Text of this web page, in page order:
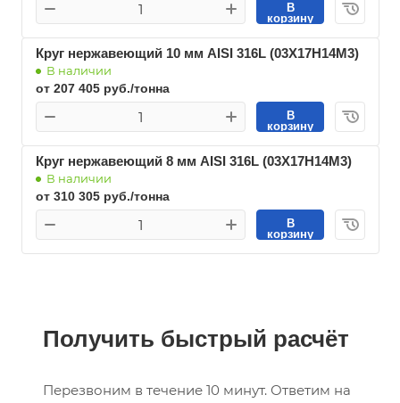
В
корзину
Круг нержавеющий 10 мм AISI 316L (03Х17Н14М3)
В наличии
от 207 405 руб./тонна
В
корзину
Круг нержавеющий 8 мм AISI 316L (03Х17Н14М3)
В наличии
от 310 305 руб./тонна
В
корзину
Получить быстрый расчёт
Перезвоним в течение 10 минут. Ответим на